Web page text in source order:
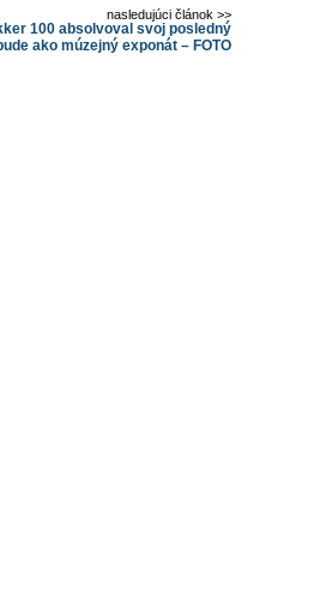
nasledujúci článok >>
100 absolvoval svoj posledný
ako múzejný exponát – FOTO